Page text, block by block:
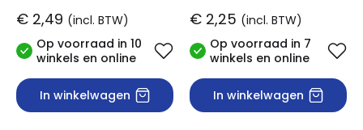
€ 2,49 (incl. BTW)
Op voorraad in 10
winkels en online
In winkelwagen
€ 2,25 (incl. BTW)
Op voorraad in 7
winkels en online
In winkelwagen